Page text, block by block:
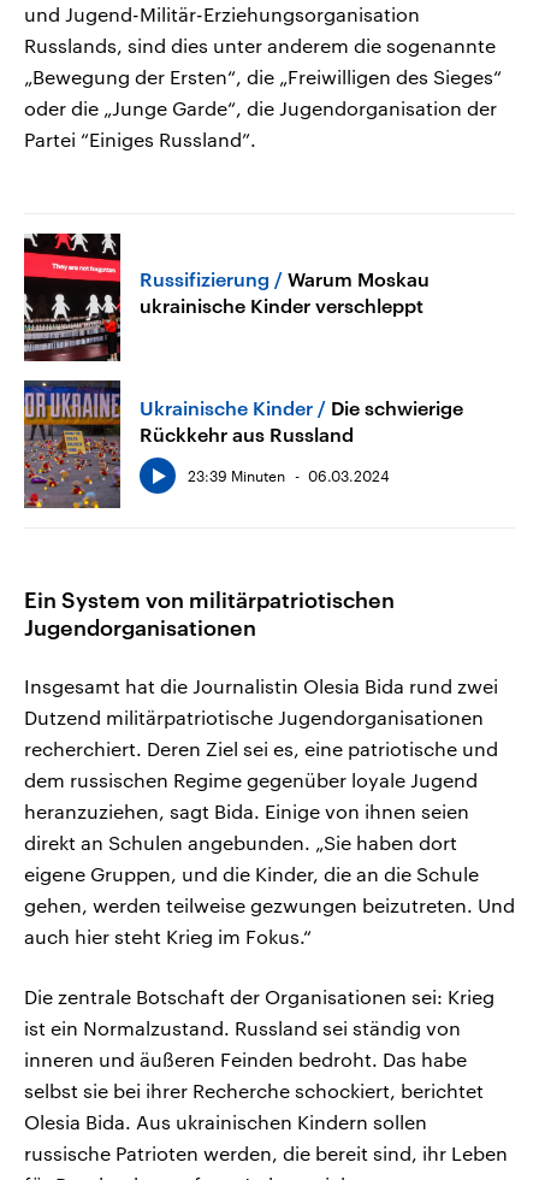
und Jugend-Militär-Erziehungsorganisation
Russlands, sind dies unter anderem die sogenannte
„Bewegung der Ersten“, die „Freiwilligen des Sieges“
oder die „Junge Garde“, die Jugendorganisation der
Partei “Einiges Russland”.
Russifizierung
Warum Moskau
ukrainische Kinder verschleppt
Ukrainische Kinder
Die schwierige
Rückkehr aus Russland
23:39 Minuten 06.03.2024
Ein System von militärpatriotischen
Jugendorganisationen
Insgesamt hat die Journalistin Olesia Bida rund zwei
Dutzend militärpatriotische Jugendorganisationen
recherchiert. Deren Ziel sei es, eine patriotische und
dem russischen Regime gegenüber loyale Jugend
heranzuziehen, sagt Bida. Einige von ihnen seien
direkt an Schulen angebunden. „Sie haben dort
eigene Gruppen, und die Kinder, die an die Schule
gehen, werden teilweise gezwungen beizutreten. Und
auch hier steht Krieg im Fokus.“
Die zentrale Botschaft der Organisationen sei: Krieg
ist ein Normalzustand. Russland sei ständig von
inneren und äußeren Feinden bedroht. Das habe
selbst sie bei ihrer Recherche schockiert, berichtet
Olesia Bida. Aus ukrainischen Kindern sollen
russische Patrioten werden, die bereit sind, ihr Leben